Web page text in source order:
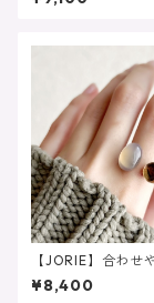
ジーアゲート 大人
【JORIE】合わせ
❤️大人のニュアン
ォークリング グ
¥8,400